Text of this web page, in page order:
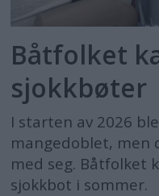
Båtfolket
sjokkbøter
I starten av 2026
mangedoblet, men
med seg. Båtfolket
sjokkbot i sommer.